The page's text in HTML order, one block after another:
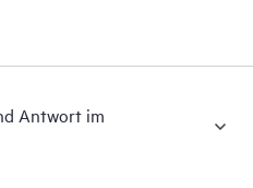
und Leistungsoptimierung
Antwort im